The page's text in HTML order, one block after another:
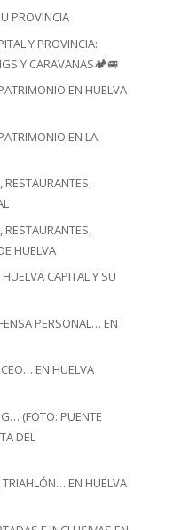
PROVINCIA
Y PROVINCIA:
Y CARAVANAS🏕️🚐
EN HUELVA
EN LA
HUELVA
CAPITAL Y SU
PERSONAL… EN
EN HUELVA
(FOTO: PUENTE
DEL
EN HUELVA